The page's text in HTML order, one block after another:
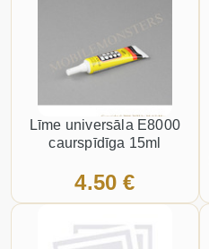
Līme universāla E8000
caurspīdīga 15ml
4.50 €